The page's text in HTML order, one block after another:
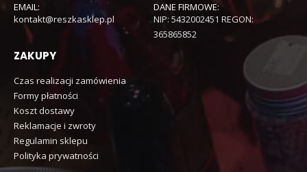
EMAIL:
kontakt@reszkasklep.pl
DANE FIRMOWE:
NIP: 5432002451 REGON:
365865852
ZAKUPY
Czas realizacji zamówienia
Formy płatności
Koszt dostawy
Reklamacje i zwroty
Regulamin sklepu
Polityka prywatności